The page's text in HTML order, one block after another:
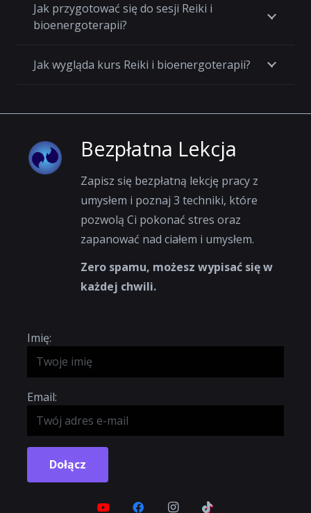
Jak przygotować się do sesji Reiki i
bioenergoterapii?
Jak wygląda kurs Reiki i bioenergoterapii?
Bezpłatna Lekcja
Zapisz się bezpłatną lekcję pracy z
umysłem i poznaj 3 techniki, które
pozwolą Ci pokonać stres oraz
zapanować nad ciałem i umysłem.
Zero spamu, możesz wypisać się w
każdej chwili.
Imię:
Email:
Dołącz